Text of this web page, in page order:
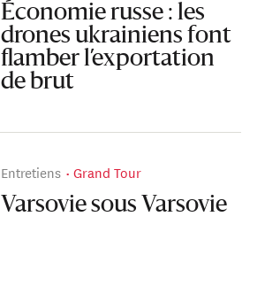
Économie russe : les
drones ukrainiens font
flamber l’exportation
de brut
Entretiens Grand Tour
Varsovie sous Varsovie